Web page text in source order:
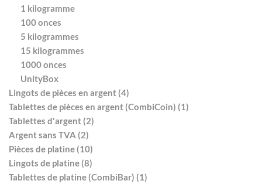
1 kilogramme
100 onces
5 kilogrammes
15 kilogrammes
1000 onces
UnityBox
Lingots de pièces en argent (4)
Tablettes de pièces en argent (CombiCoin) (1)
Tablettes d'argent (2)
Argent sans TVA (2)
Pièces de platine (10)
Lingots de platine (8)
Tablettes de platine (CombiBar) (1)